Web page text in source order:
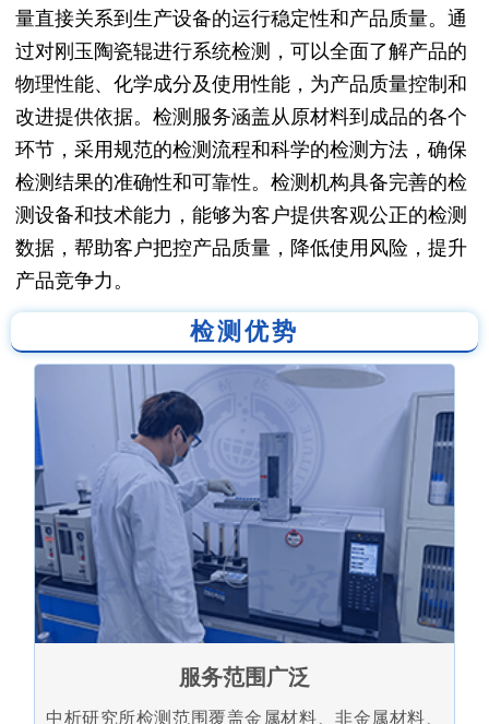
量直接关系到生产设备的运行稳定性和产品质量。通
过对刚玉陶瓷辊进行系统检测，可以全面了解产品的
物理性能、化学成分及使用性能，为产品质量控制和
改进提供依据。检测服务涵盖从原材料到成品的各个
环节，采用规范的检测流程和科学的检测方法，确保
检测结果的准确性和可靠性。检测机构具备完善的检
测设备和技术能力，能够为客户提供客观公正的检测
数据，帮助客户把控产品质量，降低使用风险，提升
产品竞争力。
检测优势
服务范围广泛
中析研究所检测范围覆盖金属材料、非金属材料、